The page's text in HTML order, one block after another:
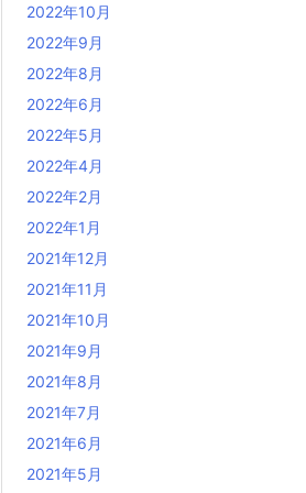
2022年10月
2022年9月
2022年8月
2022年6月
2022年5月
2022年4月
2022年2月
2022年1月
2021年12月
2021年11月
2021年10月
2021年9月
2021年8月
2021年7月
2021年6月
2021年5月